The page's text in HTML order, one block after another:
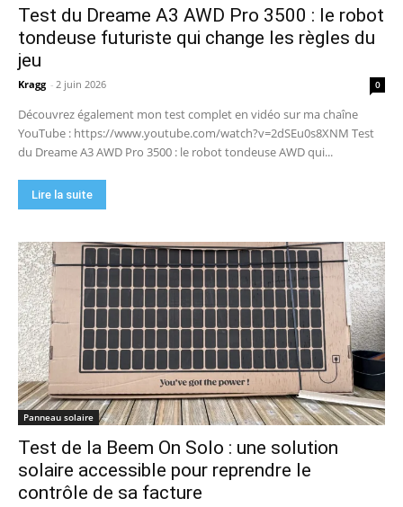
Test du Dreame A3 AWD Pro 3500 : le robot
tondeuse futuriste qui change les règles du
jeu
Kragg - 2 juin 2026 0
Découvrez également mon test complet en vidéo sur ma chaîne
YouTube : https://www.youtube.com/watch?v=2dSEu0s8XNM Test
du Dreame A3 AWD Pro 3500 : le robot tondeuse AWD qui...
Lire la suite
Panneau solaire
Test de la Beem On Solo : une solution
solaire accessible pour reprendre le
contrôle de sa facture